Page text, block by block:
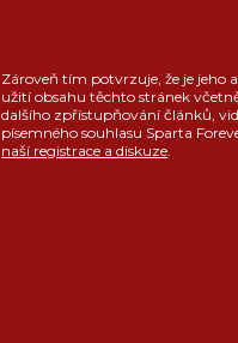
Zároveň tím potvrzuje, že je jeho
užití obsahu těchto stránek
dalšího zpřístupňování článků,
písemného souhlasu Sparta
naší registrace a diskuze.